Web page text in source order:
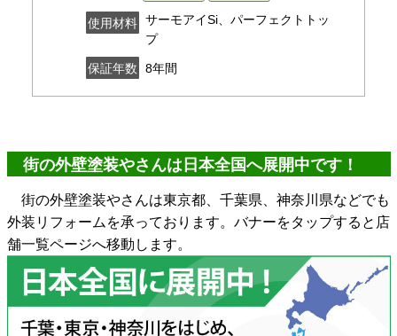
使用材料 サーモアイSi、パーフェクトトッ
プ
保証年数 8年間
街の外壁塗装やさんは日本全国へ展開中です！
街の外壁塗装やさんは東京都、千葉県、神奈川県などでも
外装リフォームを承っております。バナーをタップすると店
舗一覧ページへ移動します。